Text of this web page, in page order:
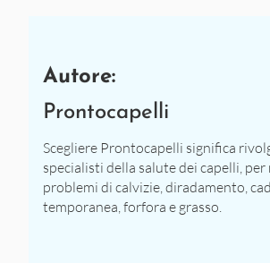
Autore:
Prontocapelli
Scegliere Prontocapelli significa
specialisti della salute dei capelli, per
problemi di calvizie, diradamento,
temporanea, forfora e grasso.